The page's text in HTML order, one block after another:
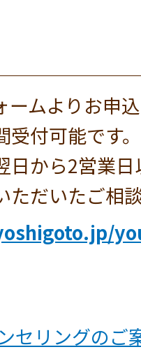
ムよりお申込
付可能です。
から2営業
ただいたご相
セリングのご